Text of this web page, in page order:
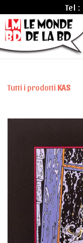
Tel :
Tutti i prodotti KAS